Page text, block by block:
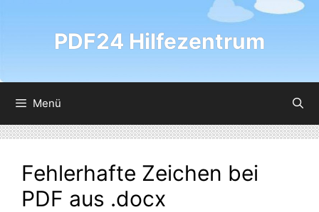
PDF24 Hilfezentrum
Menü
Fehlerhafte Zeichen bei
PDF aus .docx